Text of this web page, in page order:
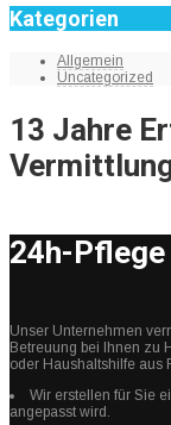
Kategorien
Allgemein
Uncategorized
13 Jahre
24h-
Unser Unternehmen
Betreuung bei Ihnen zu
oder Haushaltshilfe aus
Wir erstellen für Sie
angepasst wird.